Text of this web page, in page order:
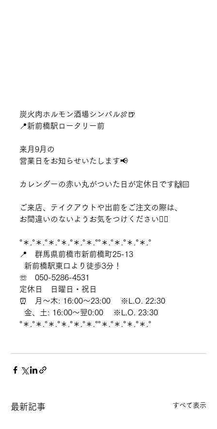
炭火肉ホルモン酒場シンバル🍖🍺
📍新前橋駅ロータリー前
来月9月の
営業日をお知らせいたします📢
カレンダーの赤い丸がついた日が定休日です🙌🏻
ご来店、テイクアウトや出前をご注文の際は、
お間違いのないようお気をつけください🙇‍♀️
°＊.°＊.°＊.°＊.°＊.°＊.°°＊.°＊.°＊.°＊.°
📍　群馬県前橋市新前橋町25-13
  新前橋駅東口より徒歩3分！
☏　050-5286-4531
定休日　日曜日・祝日
⏰　月～木: 16:00～23:00 　※L.O. 22:30
  金、土: 16:00～翌0:00 　※L.O. 23:30
°＊.°＊.°＊.°＊.°＊.°＊.°°＊.°＊.°＊.°＊.°
最新記事 すべて表示